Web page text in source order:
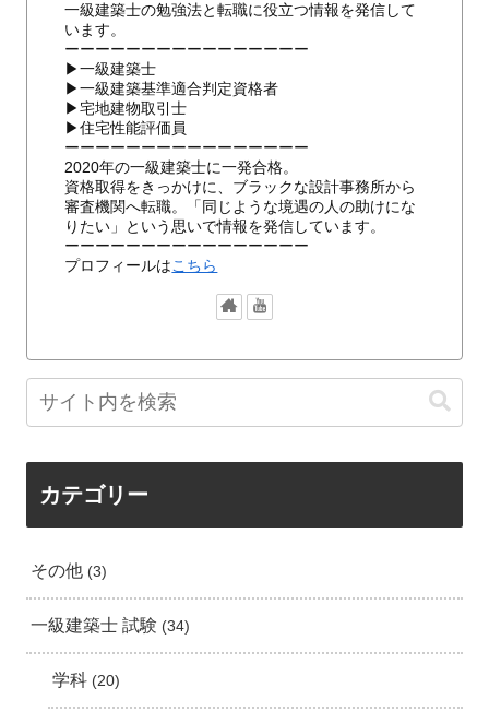
一級建築士の勉強法と転職に役立つ情報を発信して
います。
ーーーーーーーーーーーーーーーー
▶一級建築士
▶一級建築基準適合判定資格者
▶宅地建物取引士
▶住宅性能評価員
ーーーーーーーーーーーーーーーー
2020年の一級建築士に一発合格。
資格取得をきっかけに、ブラックな設計事務所から
審査機関へ転職。「同じような境遇の人の助けにな
りたい」という思いで情報を発信しています。
ーーーーーーーーーーーーーーーー
プロフィールはこちら
カテゴリー
その他 3
一級建築士 試験 34
学科 20